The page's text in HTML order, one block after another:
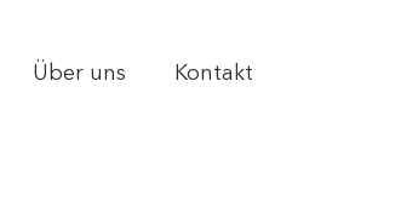
Über uns Kontakt